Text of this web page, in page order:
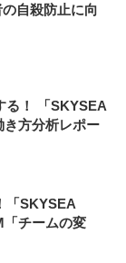
自殺防止に向
る！ 「SKYSEA
方分析レポー
「SKYSEA
チームの変